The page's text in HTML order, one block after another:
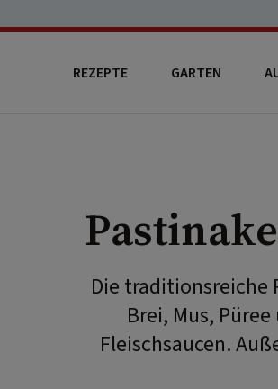
REZEPTE GARTEN
Die traditionsreiche
Brei, Mus,
Fleischsaucen.